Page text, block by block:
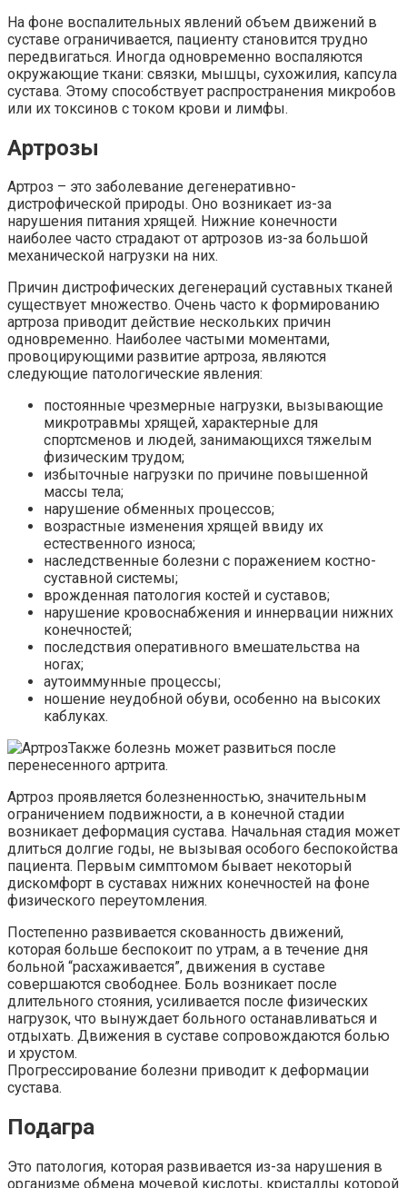
На фоне воспалительных явлений объем движений в
суставе ограничивается, пациенту становится трудно
передвигаться. Иногда одновременно воспаляются
окружающие ткани: связки, мышцы, сухожилия, капсула
сустава. Этому способствует распространения микробов
или их токсинов с током крови и лимфы.
Артрозы
Артроз – это заболевание дегенеративно-
дистрофической природы. Оно возникает из-за
нарушения питания хрящей. Нижние конечности
наиболее часто страдают от артрозов из-за большой
механической нагрузки на них.
Причин дистрофических дегенераций суставных тканей
существует множество. Очень часто к формированию
артроза приводит действие нескольких причин
одновременно. Наиболее частыми моментами,
провоцирующими развитие артроза, являются
следующие патологические явления:
постоянные чрезмерные нагрузки, вызывающие
микротравмы хрящей, характерные для
спортсменов и людей, занимающихся тяжелым
физическим трудом;
избыточные нагрузки по причине повышенной
массы тела;
нарушение обменных процессов;
возрастные изменения хрящей ввиду их
естественного износа;
наследственные болезни с поражением костно-
суставной системы;
врожденная патология костей и суставов;
нарушение кровоснабжения и иннервации нижних
конечностей;
последствия оперативного вмешательства на
ногах;
аутоиммунные процессы;
ношение неудобной обуви, особенно на высоких
каблуках.
Также болезнь может развиться после
перенесенного артрита.
Артроз проявляется болезненностью, значительным
ограничением подвижности, а в конечной стадии
возникает деформация сустава. Начальная стадия может
длиться долгие годы, не вызывая особого беспокойства
пациента. Первым симптомом бывает некоторый
дискомфорт в суставах нижних конечностей на фоне
физического переутомления.
Постепенно развивается скованность движений,
которая больше беспокоит по утрам, а в течение дня
больной “расхаживается”, движения в суставе
совершаются свободнее. Боль возникает после
длительного стояния, усиливается после физических
нагрузок, что вынуждает больного останавливаться и
отдыхать. Движения в суставе сопровождаются болью
и хрустом.
Прогрессирование болезни приводит к деформации
сустава.
Подагра
Это патология, которая развивается из-за нарушения в
организме обмена мочевой кислоты, кристаллы которой